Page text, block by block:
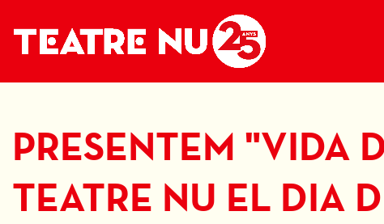
PRESENTEM "VIDA
TEATRE NU EL DIA